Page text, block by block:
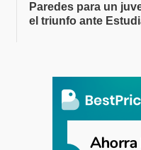
Paredes para un
el triunfo ante